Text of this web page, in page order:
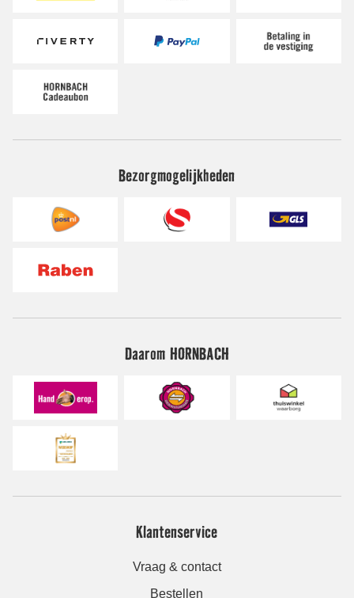
Bezorgmogelijkheden
Daarom HORNBACH
Klantenservice
Vraag & contact
Bestellen